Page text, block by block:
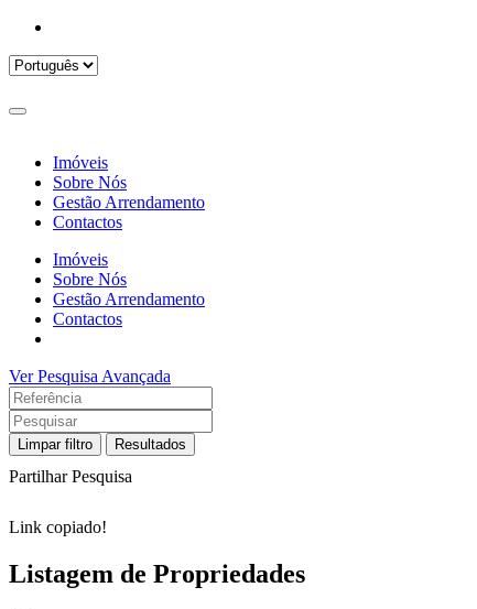
Imóveis
Sobre Nós
Gestão Arrendamento
Contactos
Imóveis
Sobre Nós
Gestão Arrendamento
Contactos
Ver Pesquisa Avançada
Limpar filtro Resultados
Partilhar Pesquisa
Link copiado!
Listagem de Propriedades